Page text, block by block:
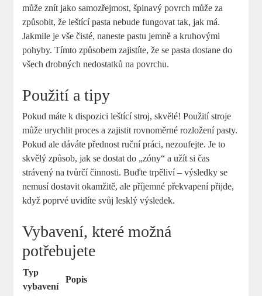
může znít jako samozřejmost, špinavý povrch může za
způsobit, že leštící pasta nebude fungovat tak, jak má.
Jakmile je vše čisté, naneste pastu jemně a kruhovými
pohyby. Tímto způsobem zajistíte, že se pasta dostane do
všech drobných nedostatků na povrchu.
Použití a tipy
Pokud máte k dispozici leštící stroj, skvělé! Použití stroje
může urychlit proces a zajistit rovnoměrné rozložení pasty.
Pokud ale dáváte přednost ruční práci, nezoufejte. Je to
skvělý způsob, jak se dostat do „zóny“ a užít si čas
strávený na tvůrčí činnosti. Buďte trpěliví – výsledky se
nemusí dostavit okamžitě, ale příjemné překvapení přijde,
když poprvé uvidíte svůj lesklý výsledek.
Vybavení, které možná
potřebujete
Typ
vybavení
Popis